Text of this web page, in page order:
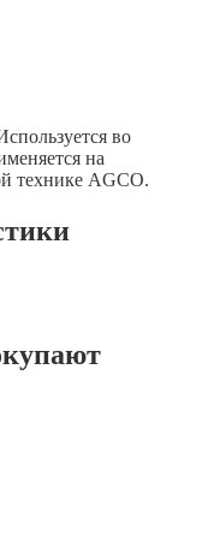
во
на
технике AGCO.